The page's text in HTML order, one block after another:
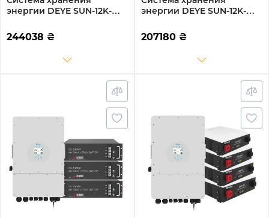
энергии DEYE SUN-12K-
LFP-W 12kW 19.2kWh 4BAT
LiFePO4 6000 циклов
244038 ₴
энергии DEYE SUN-12K-
W 12kW 14.4kWh 3BAT
LiFePO4 6000 циклов
207180 ₴